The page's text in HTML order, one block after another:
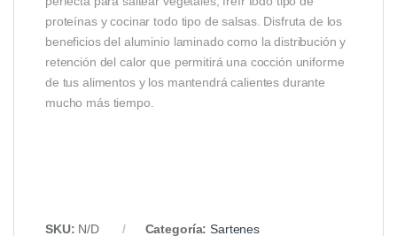
proteínas y cocinar todo tipo de salsas. Disfruta de los
beneficios del aluminio laminado como la distribución y
retención del calor que permitirá una cocción uniforme
de tus alimentos y los mantendrá calientes durante
mucho más tiempo.
SKU: N/D Categoría:Sartenes